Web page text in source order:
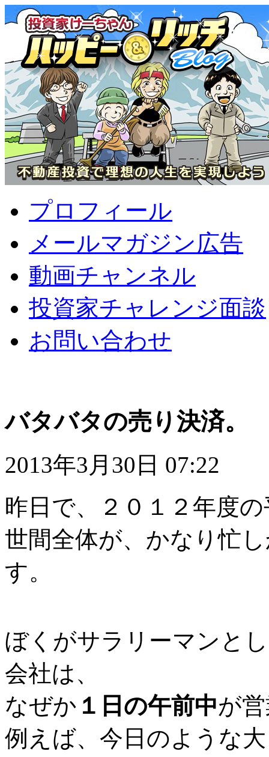
プロフィール
メールマガジン広告
動画チャンネル
投資家チャレンジ面談
お問い合わせ
バタバタの売り決済。
2013年3月30日 07:22
昨日で、２０１２年度
世間全体が、かなり忙
す。
ぼくがサラリーマンと
会社は、
なぜか １日の午前中が
例えば、今日のような